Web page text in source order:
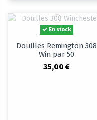
En stock
Douilles Remington 308
Win par 50
35,00 €